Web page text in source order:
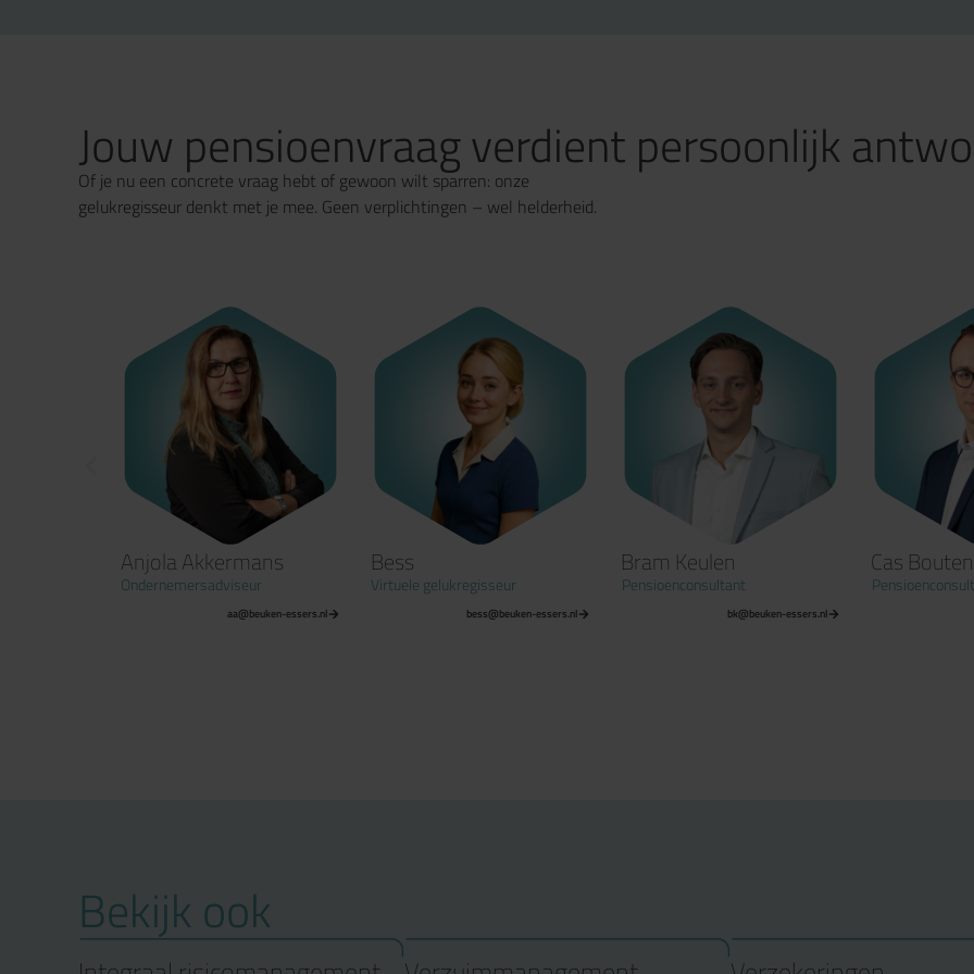
Jouw pensioenvraag verdient persoonlijk
Of je nu een concrete vraag hebt of gewoon wilt sparren: onze
gelukregisseur denkt met je mee. Geen verplichtingen – wel helderheid.
Anjola Akkermans
Ondernemersadviseur
aa@beuken-essers.nl
Bess
Virtuele gelukregisseur
bess@beuken-essers.nl
Bram Keulen
Pensioenconsultant
bk@beuken-essers.nl
Cas Bouten
Pensioenconsultant
Bekijk ook